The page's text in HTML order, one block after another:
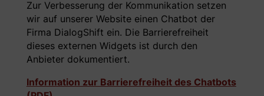
Zur Verbesserung der Kommunikation setzen
wir auf unserer Website einen Chatbot der
Firma DialogShift ein. Die Barrierefreiheit
dieses externen Widgets ist durch den
Anbieter dokumentiert.
Information zur Barrierefreiheit des Chatbots